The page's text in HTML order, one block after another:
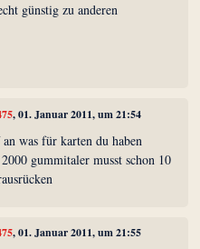
günstig zu anderen
, 01. Januar 2011, um 21:54
was für karten du haben
gummitaler musst schon 10
, 01. Januar 2011, um 21:55